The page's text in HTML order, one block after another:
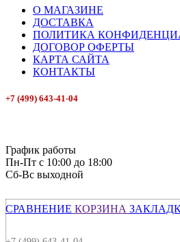
О МАГАЗИНЕ
ДОСТАВКА
ПОЛИТИКА
ДОГОВОР ОФЕРТЫ
КАРТА САЙТА
КОНТАКТЫ
+7 (499) 643-41-04
График работы
Пн-Пт с 10:00 до 18:00
Сб-Вс выходной
СРАВНЕНИЕ КОРЗИНА